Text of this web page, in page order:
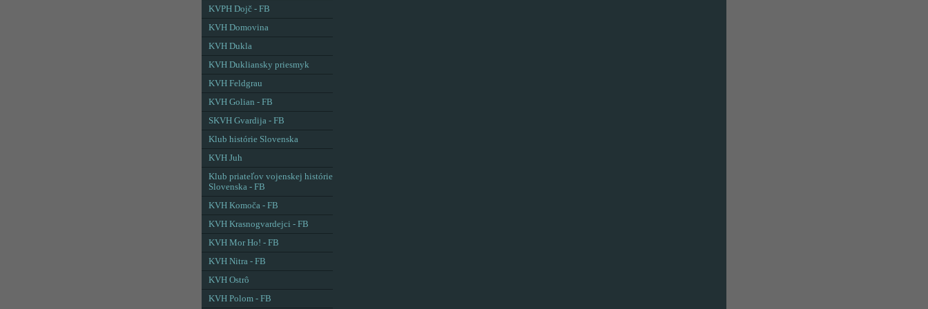
KVPH Dojč - FB
KVH Domovina
KVH Dukla
KVH Dukliansky priesmyk
KVH Feldgrau
KVH Golian - FB
SKVH Gvardija - FB
Klub histórie Slovenska
KVH Juh
Klub priateľov vojenskej histórie
Slovenska - FB
KVH Komoča - FB
KVH Krasnogvardejci - FB
KVH Mor Ho! - FB
KVH Nitra - FB
KVH Ostrô
KVH Polom - FB